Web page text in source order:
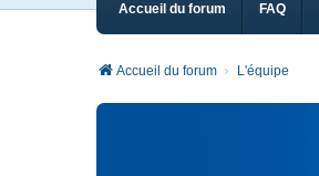
Accueil du forum FAQ
Accueil du forum L'équipe